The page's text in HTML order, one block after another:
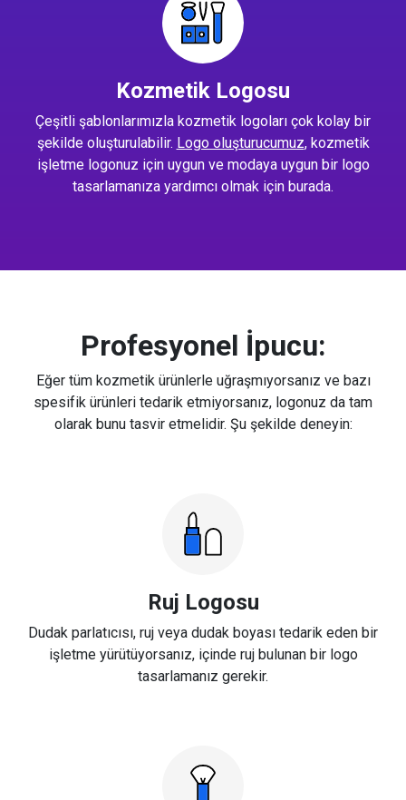
Kozmetik Logosu
Çeşitli şablonlarımızla kozmetik logoları çok kolay bir
şekilde oluşturulabilir. Logo oluşturucumuz, kozmetik
işletme logonuz için uygun ve modaya uygun bir logo
tasarlamanıza yardımcı olmak için burada.
Profesyonel İpucu:
Eğer tüm kozmetik ürünlerle uğraşmıyorsanız ve bazı
spesifik ürünleri tedarik etmiyorsanız, logonuz da tam
olarak bunu tasvir etmelidir. Şu şekilde deneyin:
Ruj Logosu
Dudak parlatıcısı, ruj veya dudak boyası tedarik eden bir
işletme yürütüyorsanız, içinde ruj bulunan bir logo
tasarlamanız gerekir.